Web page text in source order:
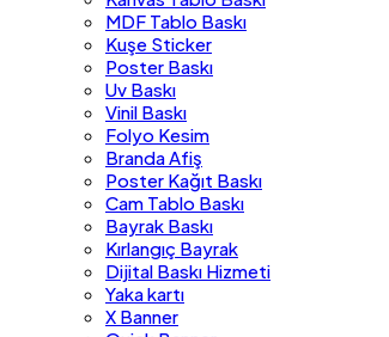
MDF Tablo Baskı
Kuşe Sticker
Poster Baskı
Uv Baskı
Vinil Baskı
Folyo Kesim
Branda Afiş
Poster Kağıt Baskı
Cam Tablo Baskı
Bayrak Baskı
Kırlangıç Bayrak
Dijital Baskı Hizmeti
Yaka kartı
X Banner